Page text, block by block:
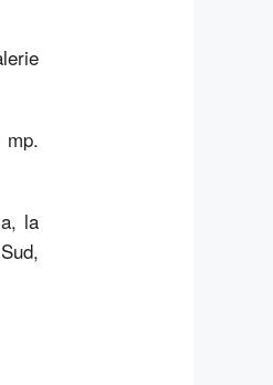
la